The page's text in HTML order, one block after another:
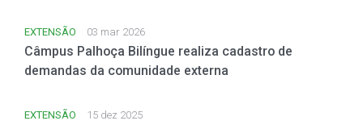
EXTENSÃO 03 mar 2026
Câmpus Palhoça Bilíngue realiza cadastro de
demandas da comunidade externa
EXTENSÃO 15 dez 2025